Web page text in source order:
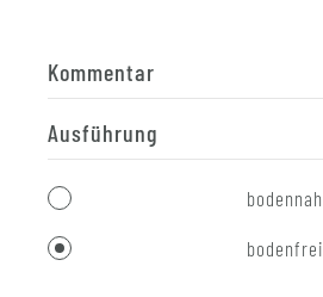
Kommentar
Ausführung
bodennah
bodenfrei